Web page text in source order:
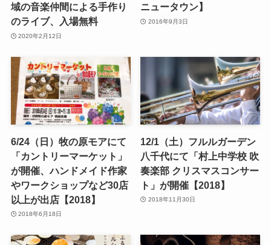
域の音楽仲間による手作り
のライブ、入場無料
2020年2月12日
ニュータウン】
2016年9月3日
6/24（日）牧の原モアにて
「カントリーマーケット」
が開催、ハンドメイド作家
やワークショップなど30店
以上が出店【2018】
2018年6月18日
12/1（土）フルルガーデン
八千代にて「村上中学校 吹
奏楽部 クリスマスコンサー
ト」が開催【2018】
2018年11月30日